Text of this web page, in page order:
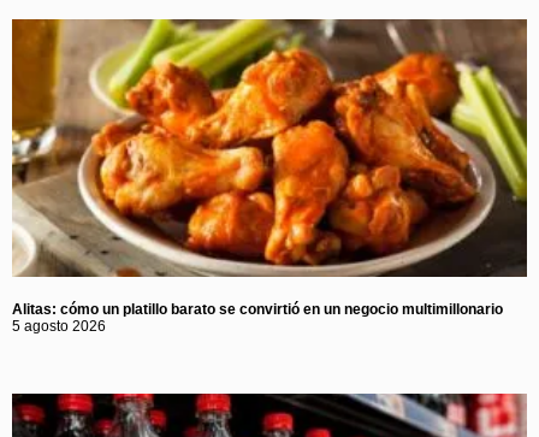
Alitas: cómo un platillo barato se convirtió en un negocio multimillonario
5 agosto 2026